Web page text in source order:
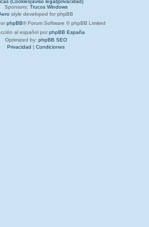
Sponsors: Trucos Windows
style developed for phpBB
phpBB® Forum Software © phpBB Limited
al español por phpBB España
Optimized by: phpBB SEO
Privacidad | Condiciones